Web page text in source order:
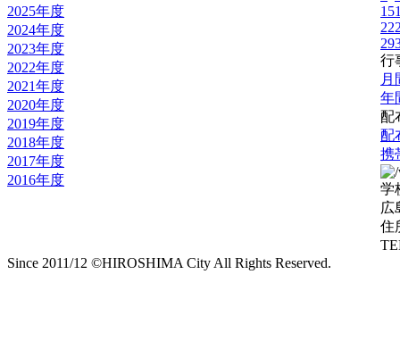
2025年度
2024年度
2023年度
2022年度
2021年度
2020年度
2019年度
2018年度
2017年度
2016年度
15
22
29
行
月
年
配
配
携
学
広
住
Since 2011/12 ©HIROSHIMA City All Rights Reserved.